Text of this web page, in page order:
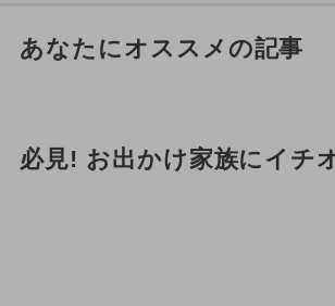
あなたにオススメの記事
必見! お出かけ家族にイチ